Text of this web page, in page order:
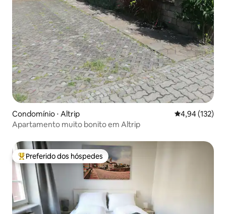
Condomínio ⋅ Altrip 4,94 de uma
4,94 (132)
Apartamento muito bonito em Altrip
Entre os melhores preferidos dos hóspedes
Preferido dos hóspedes